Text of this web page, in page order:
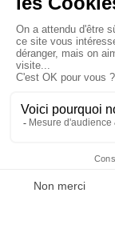
Prix unique
JE